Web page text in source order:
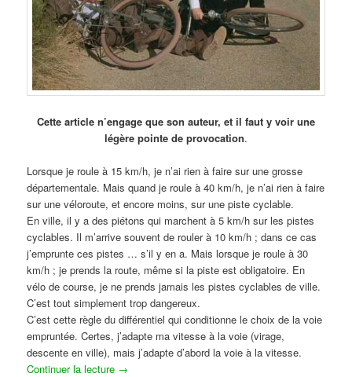
Cette article n’engage que son auteur, et il faut y voir une
légère pointe de provocation.
Lorsque je roule à 15 km/h, je n’ai rien à faire sur une grosse
départementale. Mais quand je roule à 40 km/h, je n’ai rien à faire
sur une véloroute, et encore moins, sur une piste cyclable.
En ville, il y a des piétons qui marchent à 5 km/h sur les pistes
cyclables. Il m’arrive souvent de rouler à 10 km/h ; dans ce cas
j’emprunte ces pistes … s’il y en a. Mais lorsque je roule à 30
km/h ; je prends la route, même si la piste est obligatoire. En
vélo de course, je ne prends jamais les pistes cyclables de ville.
C’est tout simplement trop dangereux.
C’est cette règle du différentiel qui conditionne le choix de la voie
empruntée. Certes, j’adapte ma vitesse à la voie (virage,
descente en ville), mais j’adapte d’abord la voie à la vitesse.
Continuer la lecture →